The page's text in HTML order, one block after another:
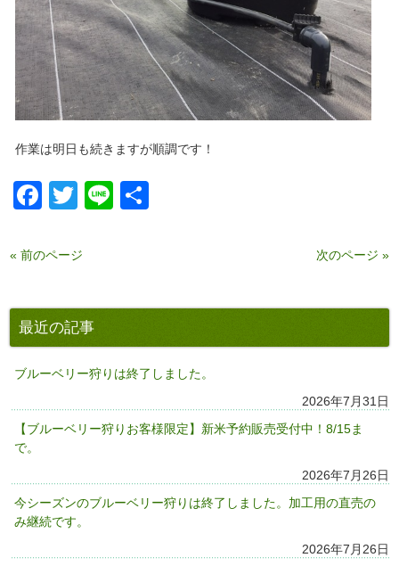
作業は明日も続きますが順調です！
Facebook
Twitter
Line
« 前のページ 次のページ »
最近の記事
ブルーベリー狩りは終了しました。
2026年7月31日
【ブルーベリー狩りお客様限定】新米予約販売受付中！8/15ま
で。
2026年7月26日
今シーズンのブルーベリー狩りは終了しました。加工用の直売の
み継続です。
2026年7月26日